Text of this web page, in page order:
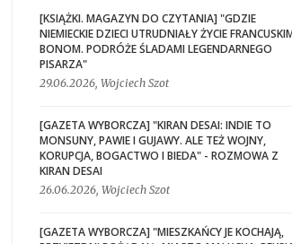
[KSIĄŻKI. MAGAZYN DO CZYTANIA] "GDZIE
NIEMIECKIE DZIECI UTRUDNIAŁY ŻYCIE
BONOM. PODRÓŻE ŚLADAMI LEGENDARNEGO
PISARZA"
29.06.2026, Wojciech Szot
[GAZETA WYBORCZA] "KIRAN DESAI: INDIE TO
MONSUNY, PAWIE I GUJAWY. ALE TEŻ WOJNY,
KORUPCJA, BOGACTWO I BIEDA" - ROZMOWA Z
KIRAN DESAI
26.06.2026, Wojciech Szot
[GAZETA WYBORCZA] "MIESZKAŃCY JE KOCHAJĄ,